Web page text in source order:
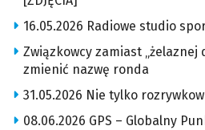
16.05.2026 Radiowe studio
Związkowcy zamiast „żelaznej
zmienić nazwę ronda
31.05.2026 Nie tylko
08.06.2026 GPS – Globalny